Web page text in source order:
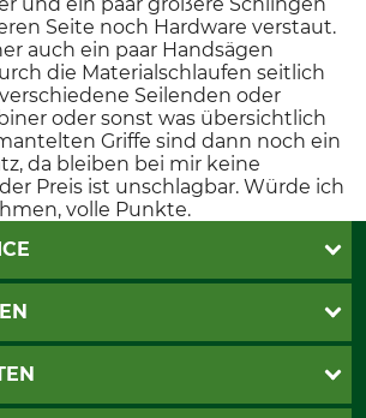
Seite noch Hardware verstaut.
auch ein paar Handsägen
die Materialschlaufen seitlich
Seilenden oder
oder sonst was übersichtlich
Griffe sind dann noch ein
da bleiben bei mir keine
Preis ist unschlagbar. Würde ich
volle Punkte.